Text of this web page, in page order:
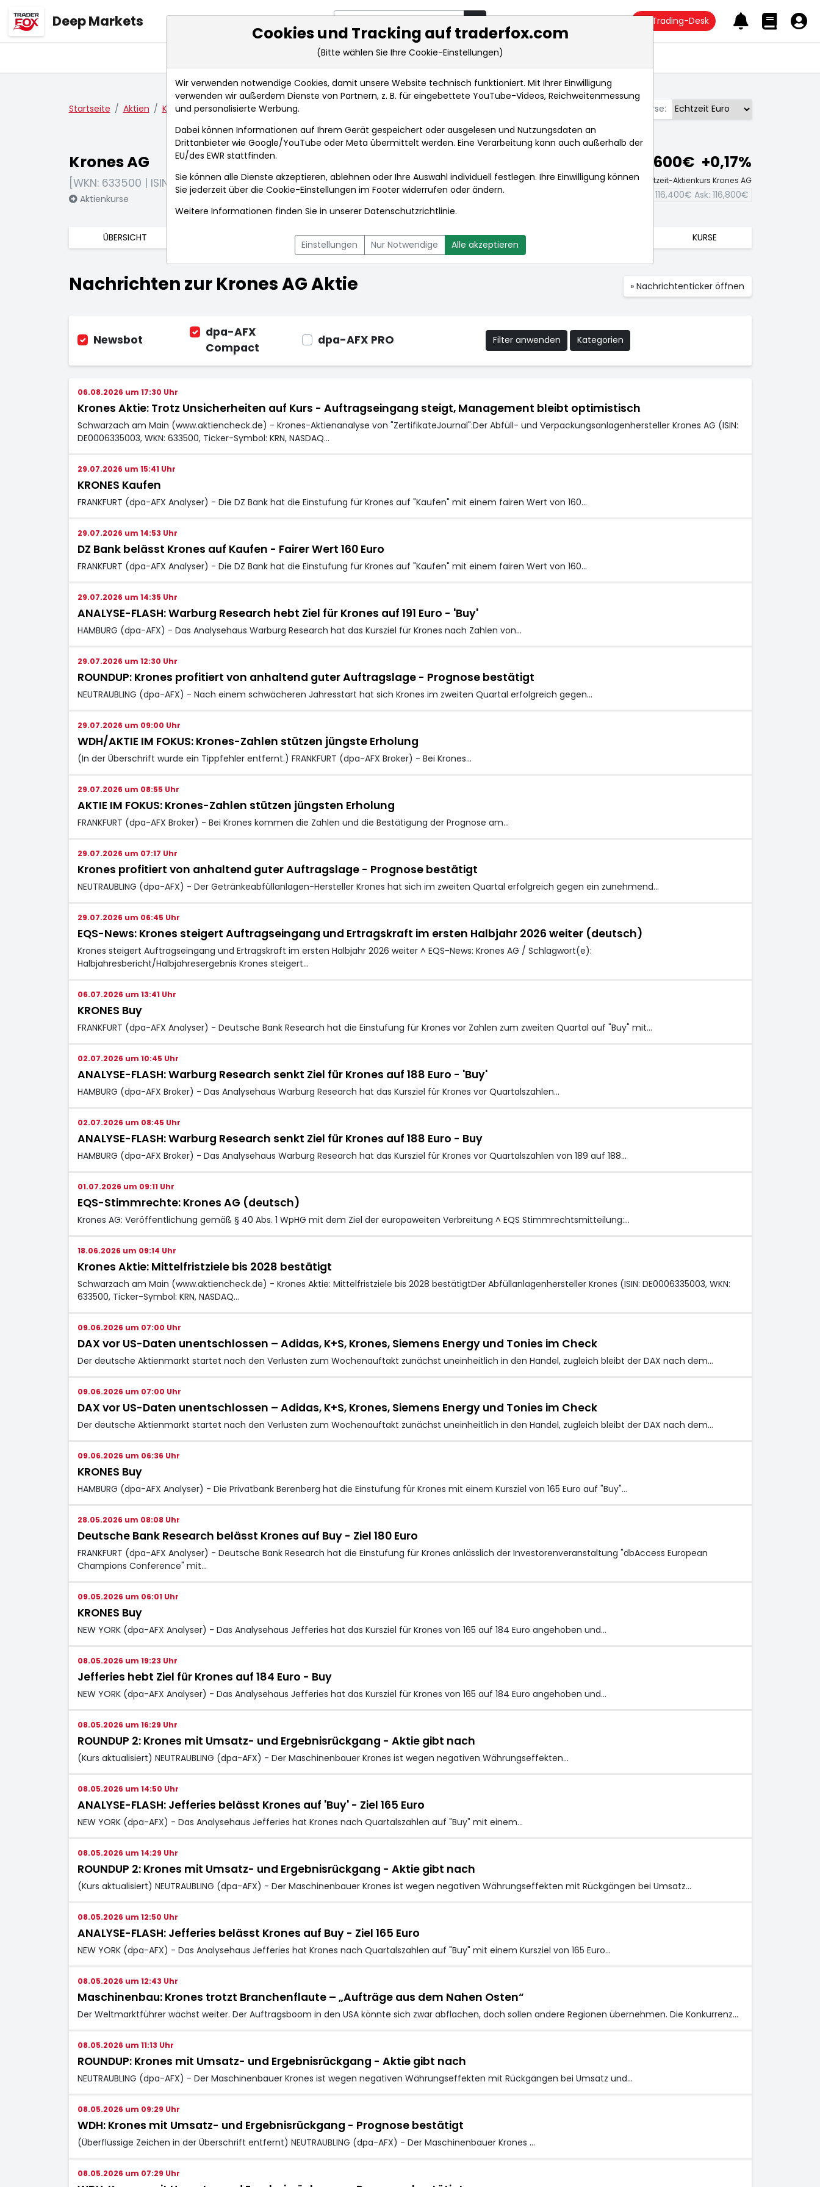
Deep Markets Trading-Desk
Markt-Analysen Market Tools Realtimekurse Nachrichten
Startseite Aktien Krones AG Nachrichten Börse:
Krones AG
[WKN: 633500 | ISIN: DE0006335003]
Aktienkurse
116,600€ +0,17%
Echtzeit-Aktienkurs Krones AG
116,400€ Ask: 116,800€
ÜBERSICHT NACHRICHTEN CHARTTOOL KURSE
Nachrichten zur Krones AG Aktie » Nachrichtenticker öffnen
Newsbot
dpa-AFX
Compact
dpa-AFX PRO Filter anwenden Kategorien
06.08.2026 um 17:30 Uhr
Krones Aktie: Trotz Unsicherheiten auf Kurs - Auftragseingang steigt, Management bleibt optimistisch
Schwarzach am Main (www.aktiencheck.de) - Krones-Aktienanalyse von "ZertifikateJournal":Der Abfüll- und Verpackungsanlagenhersteller Krones AG (ISIN:
DE0006335003, WKN: 633500, Ticker-Symbol: KRN, NASDAQ…
29.07.2026 um 15:41 Uhr
KRONES Kaufen
FRANKFURT (dpa-AFX Analyser) - Die DZ Bank hat die Einstufung für Krones auf "Kaufen" mit einem fairen Wert von 160…
29.07.2026 um 14:53 Uhr
DZ Bank belässt Krones auf Kaufen - Fairer Wert 160 Euro
FRANKFURT (dpa-AFX Analyser) - Die DZ Bank hat die Einstufung für Krones auf "Kaufen" mit einem fairen Wert von 160…
29.07.2026 um 14:35 Uhr
ANALYSE-FLASH: Warburg Research hebt Ziel für Krones auf 191 Euro - 'Buy'
HAMBURG (dpa-AFX) - Das Analysehaus Warburg Research hat das Kursziel für Krones nach Zahlen von…
29.07.2026 um 12:30 Uhr
ROUNDUP: Krones profitiert von anhaltend guter Auftragslage - Prognose bestätigt
NEUTRAUBLING (dpa-AFX) - Nach einem schwächeren Jahresstart hat sich Krones im zweiten Quartal erfolgreich gegen…
29.07.2026 um 09:00 Uhr
WDH/AKTIE IM FOKUS: Krones-Zahlen stützen jüngste Erholung
(In der Überschrift wurde ein Tippfehler entfernt.) FRANKFURT (dpa-AFX Broker) - Bei Krones…
29.07.2026 um 08:55 Uhr
AKTIE IM FOKUS: Krones-Zahlen stützen jüngsten Erholung
FRANKFURT (dpa-AFX Broker) - Bei Krones kommen die Zahlen und die Bestätigung der Prognose am…
29.07.2026 um 07:17 Uhr
Krones profitiert von anhaltend guter Auftragslage - Prognose bestätigt
NEUTRAUBLING (dpa-AFX) - Der Getränkeabfüllanlagen-Hersteller Krones hat sich im zweiten Quartal erfolgreich gegen ein zunehmend…
29.07.2026 um 06:45 Uhr
EQS-News: Krones steigert Auftragseingang und Ertragskraft im ersten Halbjahr 2026 weiter (deutsch)
Krones steigert Auftragseingang und Ertragskraft im ersten Halbjahr 2026 weiter ^ EQS-News: Krones AG / Schlagwort(e):
Halbjahresbericht/Halbjahresergebnis Krones steigert…
06.07.2026 um 13:41 Uhr
KRONES Buy
FRANKFURT (dpa-AFX Analyser) - Deutsche Bank Research hat die Einstufung für Krones vor Zahlen zum zweiten Quartal auf "Buy" mit…
02.07.2026 um 10:45 Uhr
ANALYSE-FLASH: Warburg Research senkt Ziel für Krones auf 188 Euro - 'Buy'
HAMBURG (dpa-AFX Broker) - Das Analysehaus Warburg Research hat das Kursziel für Krones vor Quartalszahlen…
02.07.2026 um 08:45 Uhr
ANALYSE-FLASH: Warburg Research senkt Ziel für Krones auf 188 Euro - Buy
HAMBURG (dpa-AFX Broker) - Das Analysehaus Warburg Research hat das Kursziel für Krones vor Quartalszahlen von 189 auf 188…
01.07.2026 um 09:11 Uhr
EQS-Stimmrechte: Krones AG (deutsch)
Krones AG: Veröffentlichung gemäß § 40 Abs. 1 WpHG mit dem Ziel der europaweiten Verbreitung ^ EQS Stimmrechtsmitteilung:…
18.06.2026 um 09:14 Uhr
Krones Aktie: Mittelfristziele bis 2028 bestätigt
Schwarzach am Main (www.aktiencheck.de) - Krones Aktie: Mittelfristziele bis 2028 bestätigtDer Abfüllanlagenhersteller Krones (ISIN: DE0006335003, WKN:
633500, Ticker-Symbol: KRN, NASDAQ…
09.06.2026 um 07:00 Uhr
DAX vor US-Daten unentschlossen – Adidas, K+S, Krones, Siemens Energy und Tonies im Check
Der deutsche Aktienmarkt startet nach den Verlusten zum Wochenauftakt zunächst uneinheitlich in den Handel, zugleich bleibt der DAX nach dem…
09.06.2026 um 07:00 Uhr
DAX vor US-Daten unentschlossen – Adidas, K+S, Krones, Siemens Energy und Tonies im Check
Der deutsche Aktienmarkt startet nach den Verlusten zum Wochenauftakt zunächst uneinheitlich in den Handel, zugleich bleibt der DAX nach dem…
09.06.2026 um 06:36 Uhr
KRONES Buy
HAMBURG (dpa-AFX Analyser) - Die Privatbank Berenberg hat die Einstufung für Krones mit einem Kursziel von 165 Euro auf "Buy"…
28.05.2026 um 08:08 Uhr
Deutsche Bank Research belässt Krones auf Buy - Ziel 180 Euro
FRANKFURT (dpa-AFX Analyser) - Deutsche Bank Research hat die Einstufung für Krones anlässlich der Investorenveranstaltung "dbAccess European
Champions Conference" mit…
09.05.2026 um 06:01 Uhr
KRONES Buy
NEW YORK (dpa-AFX Analyser) - Das Analysehaus Jefferies hat das Kursziel für Krones von 165 auf 184 Euro angehoben und…
08.05.2026 um 19:23 Uhr
Jefferies hebt Ziel für Krones auf 184 Euro - Buy
NEW YORK (dpa-AFX Analyser) - Das Analysehaus Jefferies hat das Kursziel für Krones von 165 auf 184 Euro angehoben und…
08.05.2026 um 16:29 Uhr
ROUNDUP 2: Krones mit Umsatz- und Ergebnisrückgang - Aktie gibt nach
(Kurs aktualisiert) NEUTRAUBLING (dpa-AFX) - Der Maschinenbauer Krones ist wegen negativen Währungseffekten…
08.05.2026 um 14:50 Uhr
ANALYSE-FLASH: Jefferies belässt Krones auf 'Buy' - Ziel 165 Euro
NEW YORK (dpa-AFX) - Das Analysehaus Jefferies hat Krones nach Quartalszahlen auf "Buy" mit einem…
08.05.2026 um 14:29 Uhr
ROUNDUP 2: Krones mit Umsatz- und Ergebnisrückgang - Aktie gibt nach
(Kurs aktualisiert) NEUTRAUBLING (dpa-AFX) - Der Maschinenbauer Krones ist wegen negativen Währungseffekten mit Rückgängen bei Umsatz…
08.05.2026 um 12:50 Uhr
ANALYSE-FLASH: Jefferies belässt Krones auf Buy - Ziel 165 Euro
NEW YORK (dpa-AFX) - Das Analysehaus Jefferies hat Krones nach Quartalszahlen auf "Buy" mit einem Kursziel von 165 Euro…
08.05.2026 um 12:43 Uhr
Maschinenbau: Krones trotzt Branchenflaute – „Aufträge aus dem Nahen Osten“
Der Weltmarktführer wächst weiter. Der Auftragsboom in den USA könnte sich zwar abflachen, doch sollen andere Regionen übernehmen. Die Konkurrenz…
08.05.2026 um 11:13 Uhr
ROUNDUP: Krones mit Umsatz- und Ergebnisrückgang - Aktie gibt nach
NEUTRAUBLING (dpa-AFX) - Der Maschinenbauer Krones ist wegen negativen Währungseffekten mit Rückgängen bei Umsatz und…
08.05.2026 um 09:29 Uhr
WDH: Krones mit Umsatz- und Ergebnisrückgang - Prognose bestätigt
(Überflüssige Zeichen in der Überschrift entfernt) NEUTRAUBLING (dpa-AFX) - Der Maschinenbauer Krones …
08.05.2026 um 07:29 Uhr
Cookies und Tracking auf traderfox.com
(Bitte wählen Sie Ihre Cookie-Einstellungen)
Wir verwenden notwendige Cookies, damit unsere Website technisch funktioniert. Mit Ihrer Einwilligung
verwenden wir außerdem Dienste von Partnern, z. B. für eingebettete YouTube-Videos, Reichweitenmessung
und personalisierte Werbung.
Dabei können Informationen auf Ihrem Gerät gespeichert oder ausgelesen und Nutzungsdaten an
Drittanbieter wie Google/YouTube oder Meta übermittelt werden. Eine Verarbeitung kann auch außerhalb der
EU/des EWR stattfinden.
Sie können alle Dienste akzeptieren, ablehnen oder Ihre Auswahl individuell festlegen. Ihre Einwilligung können
Sie jederzeit über die Cookie-Einstellungen im Footer widerrufen oder ändern.
Weitere Informationen finden Sie in unserer Datenschutzrichtlinie.
Einstellungen Nur Notwendige Alle akzeptieren